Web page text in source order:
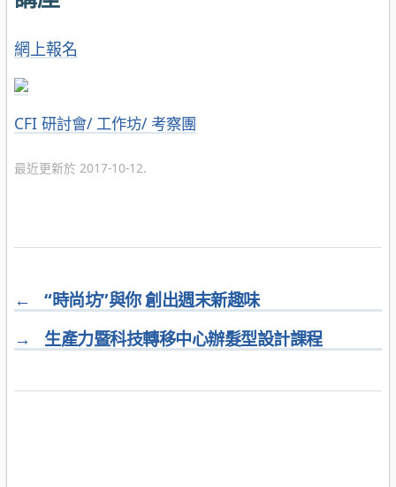
網上報名
分
CFI 研討會/ 工作坊/ 考察團
最近更新於 2017-10-12.
←
“時尚坊”與你 創出週末新趣味
→
生產力暨科技轉移中心辦髮型設計課程